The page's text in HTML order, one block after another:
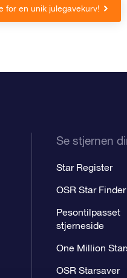
for en unik julegavekurv!
Se stjernen
Star Register
OSR Star
Pesontilpasset
stjerneside
One Million
OSR Starsaver